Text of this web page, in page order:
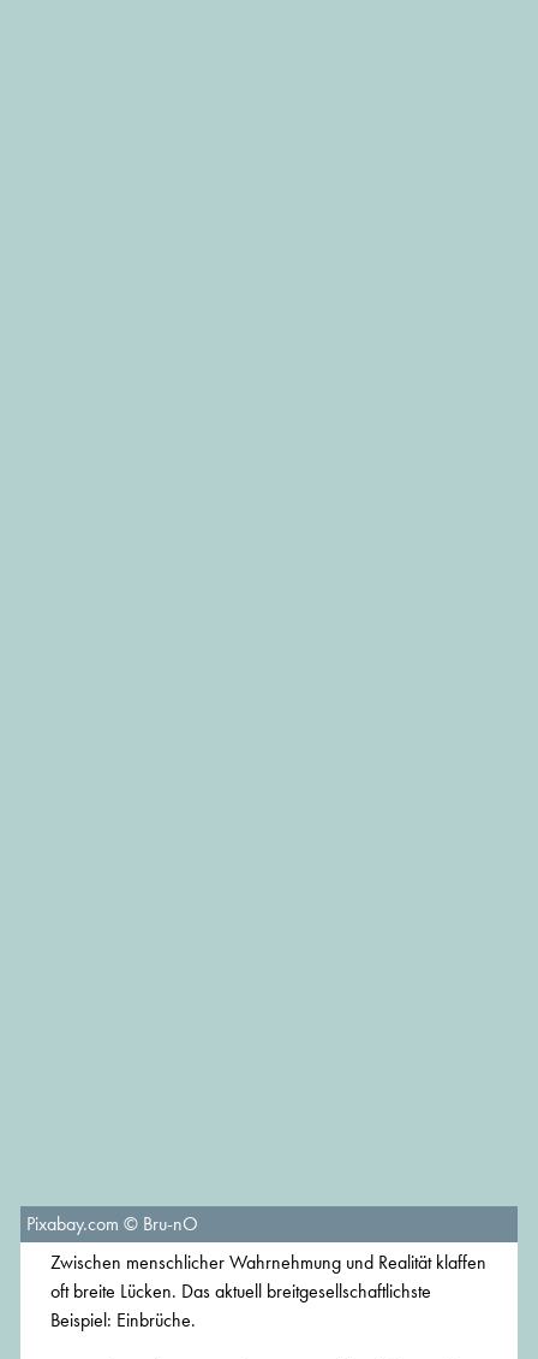
Pixabay.com © Bru-nO
Zwischen menschlicher Wahrnehmung und Realität klaffen
oft breite Lücken. Das aktuell breitgesellschaftlichste
Beispiel: Einbrüche.